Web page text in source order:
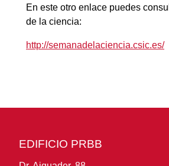
En este otro enlace puedes
de la ciencia:
http://semanadelaciencia.csic.es/
EDIFICIO PRBB